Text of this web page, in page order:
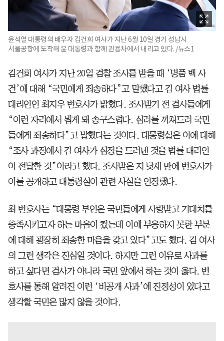
윤석열 대통령의 배우자 김건희 여사가 지난 6월 10일 경기 성남시
서울공항에 도착해 윤 대통령과 함께 관용차에서 내리고 있다. /뉴스1
김건희 여사가 지난 20일 검찰 조사를 받을 때 ‘명품 백 사
건’에 대해 “국민에게 죄송하다”고 말했다고 김 여사 법률
대리인인 최지우 변호사가 밝혔다. 조사받기 전 검사들에게
“이런 자리에서 뵙게 돼 송구스럽다. 심려를 끼쳐드려 국민
들에게 죄송하다”고 말했다는 것이다. 대통령실은 이에 대해
“조사 과정에서 김 여사가 심정을 드러낸 것을 법률 대리인
이 전달한 것”이라고 했다. 조사받은 지 닷새 만에 변호사가
이를 공개하고 대통령실이 관련 사실을 인정했다.
최 변호사는 “대통령 부인은 국민들에게 사랑받고 기대치를
충족시키고자 하는 마음이 컸는데 이에 부응하지 못한 부분
에 대해 굉장히 죄송한 마음을 갖고 있다”고도 했다. 김 여사
의 그런 생각은 진심일 것이다. 하지만 그런 이유로 사과를
하고 싶다면 검사가 아니라 국민 앞에서 하는 것이 옳다. 변
호사를 통해 알려진 이런 ‘비공개 사과’에 진정성이 있다고
생각할 국민은 많지 않을 것이다.